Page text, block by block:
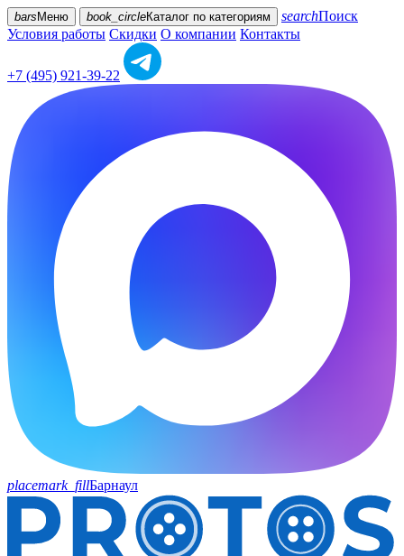
bars Меню book_circleКаталог по категориям searchПоиск
Условия работы Скидки О компании Контакты
+7 (495) 921-39-22
placemark_fillБарнаул